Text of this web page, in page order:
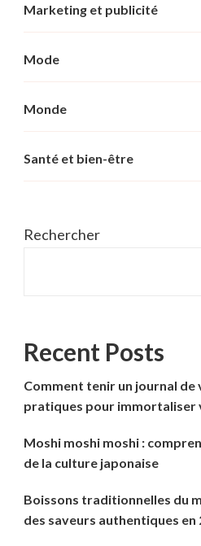
Marketing et publicité
Mode
Monde
Santé et bien-être
Rechercher
Recent Posts
Comment tenir un journal de
pratiques pour immortaliser
Moshi moshi moshi :
de la culture japonaise
Boissons traditionnelles du
des saveurs authentiques en